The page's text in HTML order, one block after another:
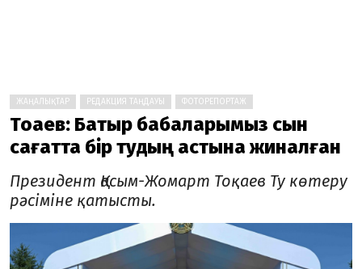
ЖАҢАЛЫҚТАР РЕДАКЦИЯ ТАҢДАУЫ ФОТОРЕПОРТАЖ
Тоқаев: Батыр бабаларымыз сын
сағатта бір тудың астына жиналған
Президент Қасым-Жомарт Тоқаев Ту көтеру
рәсіміне қатысты.